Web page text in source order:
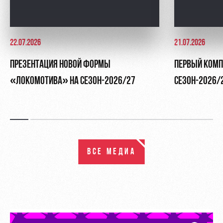
22.07.2026
ПРЕЗЕНТАЦИЯ НОВОЙ ФОРМЫ
«ЛОКОМОТИВА» НА СЕЗОН-2026/27
21.07.2026
ПЕРВЫЙ
СЕЗОН-2026/
ВСЕ МЕДИА